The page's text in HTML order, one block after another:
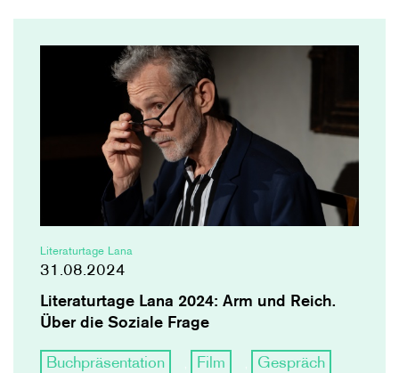
Literaturtage Lana
31.08.2024
Literaturtage Lana 2024: Arm und Reich.
Über die Soziale Frage
Buchpräsentation , Film , Gespräch